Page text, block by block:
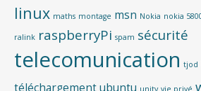
linux maths montage msn Nokia nokia
ralink raspberryPi spam sécurité
telecomunication tjod
téléchargementubuntu unity vie privé